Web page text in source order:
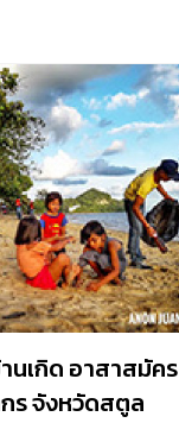
เกิด อาสาสมัคร
ร จังหวัดสตูล